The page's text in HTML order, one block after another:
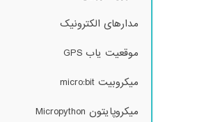
مدارهای الکترونیک
موقعیت یاب GPS
میکروبیت micro:bit
میکروپایتون Micropython